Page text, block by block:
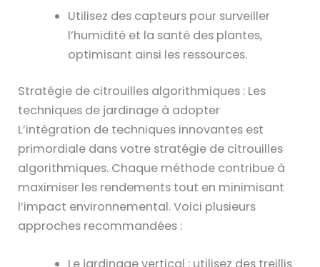
Utilisez des capteurs pour surveiller
l’humidité et la santé des plantes,
optimisant ainsi les ressources.
Stratégie de citrouilles algorithmiques : Les
techniques de jardinage à adopter
L’intégration de techniques innovantes est
primordiale dans votre stratégie de citrouilles
algorithmiques. Chaque méthode contribue à
maximiser les rendements tout en minimisant
l’impact environnemental. Voici plusieurs
approches recommandées :